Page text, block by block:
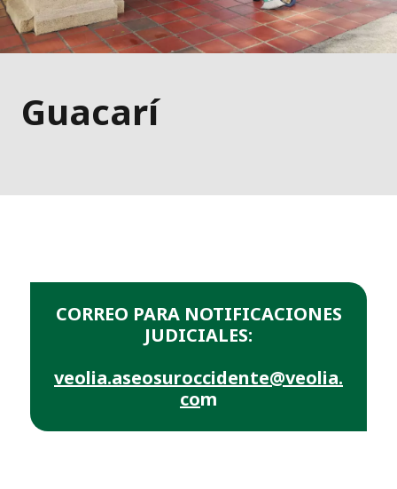
Guacarí
CORREO PARA NOTIFICACIONES
JUDICIALES:
veolia.aseosuroccidente@veolia.
com